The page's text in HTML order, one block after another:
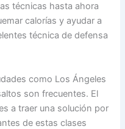
técnicas hasta ahora
calorías y ayudar a
técnica de defensa
como Los Ángeles
son frecuentes. El
a traer una solución por
de estas clases